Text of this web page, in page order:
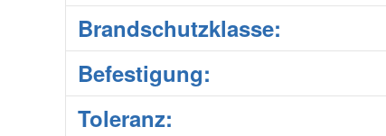
Brandschutzklasse:
Befestigung:
Toleranz: